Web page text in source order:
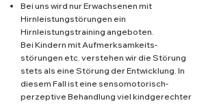
Bei uns wird nur Erwachsenen mit
Hirnleistungstörungen ein
Hirnleistungstraining angeboten.
Bei Kindern mit Aufmerksamkeits-
störungen etc. verstehen wir die Störung
stets als eine Störung der Entwicklung. In
diesem Fall ist eine sensomotorisch-
perzeptive Behandlung viel kindgerechter